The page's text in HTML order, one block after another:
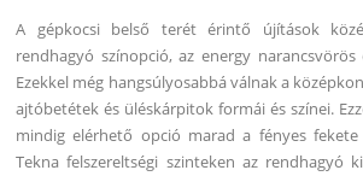
A gépkocsi belső terét érintő újítások
rendhagyó színopció, az energy
Ezekkel még hangsúlyosabbá válnak a
ajtóbetétek és üléskárpitok formái és színei.
mindig elérhető opció marad a fényes fekete
Tekna felszereltségi szinteken az rendhagyó